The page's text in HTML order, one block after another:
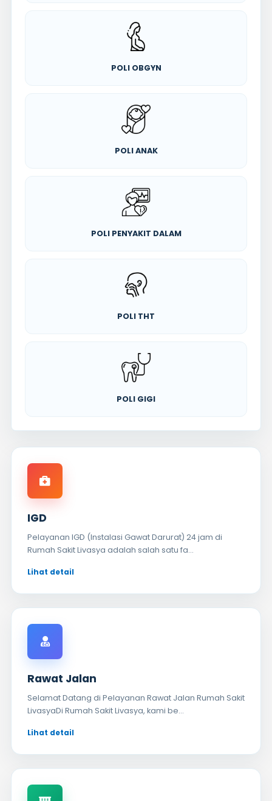
POLI OBGYN
POLI ANAK
POLI PENYAKIT DALAM
POLI THT
POLI GIGI
IGD
Pelayanan IGD (Instalasi Gawat Darurat) 24 jam di
Rumah Sakit Livasya adalah salah satu fa...
Rawat Jalan
Selamat Datang di Pelayanan Rawat Jalan Rumah Sakit
LivasyaDi Rumah Sakit Livasya, kami be...